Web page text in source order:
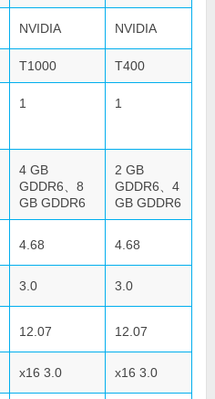
NVIDIA NVIDIA
T1000 T400
1 1
4 GB
GDDR6、8
GB GDDR6
2 GB
GDDR6、4
GB GDDR6
4.68 4.68
3.0 3.0
12.07 12.07
x16 3.0 x16 3.0